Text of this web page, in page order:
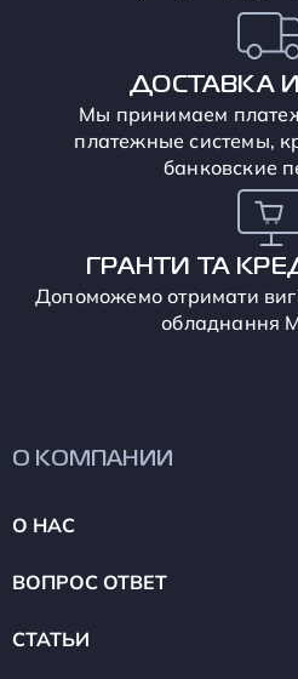
ДОСТАВКА
Мы принимаем
платежные системы,
банковские
ГРАНТИ ТА
Допоможемо отримати
обладнання
О КОМПАНИИ
О НАС
ВОПРОС ОТВЕТ
СТАТЬИ